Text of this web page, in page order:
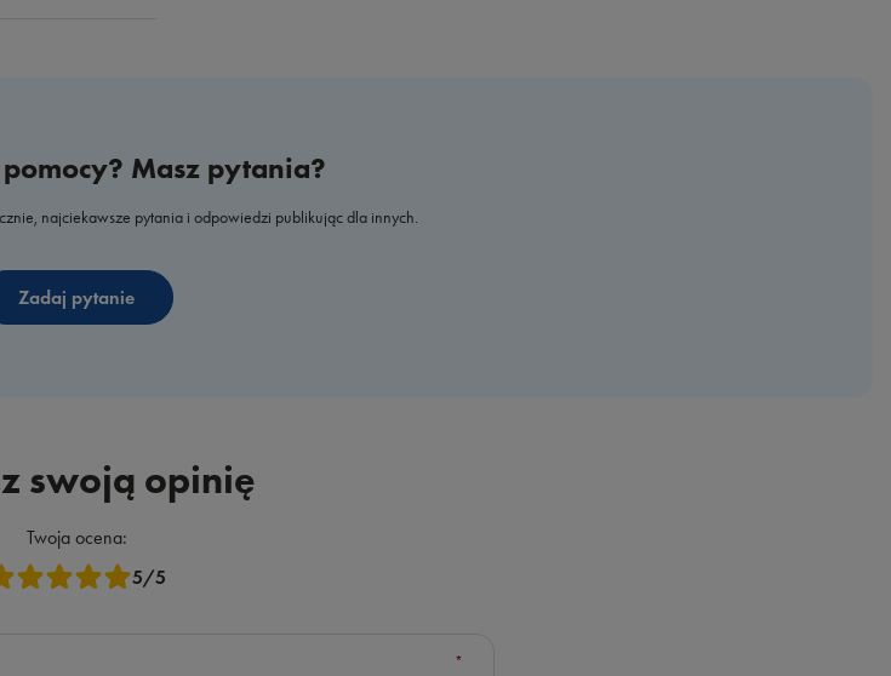
Masz pytania?
najciekawsze pytania i odpowiedzi publikując dla innych.
Zadaj pytanie
swoją opinię
Twoja ocena:
5/5